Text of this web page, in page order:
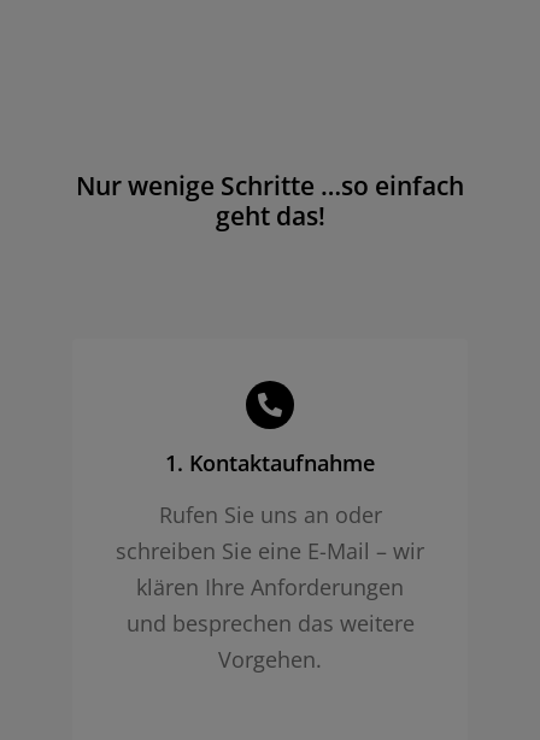
Nur wenige Schritte …so einfach
geht das!
1. Kontaktaufnahme
Rufen Sie uns an oder
schreiben Sie eine E-Mail – wir
klären Ihre Anforderungen
und besprechen das weitere
Vorgehen.